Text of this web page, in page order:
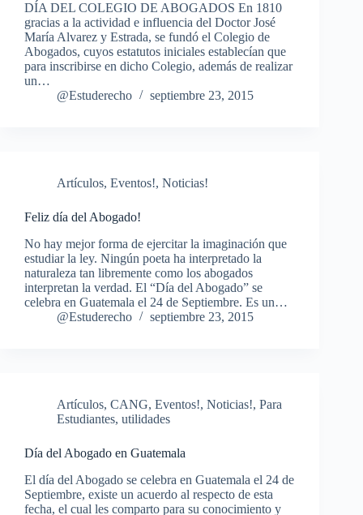
DÍA DEL COLEGIO DE ABOGADOS En 1810
gracias a la actividad e influencia del Doctor José
María Alvarez y Estrada, se fundó el Colegio de
Abogados, cuyos estatutos iniciales establecían que
para inscribirse en dicho Colegio, además de realizar
un…
@Estuderecho
septiembre 23, 2015
Artículos, Eventos!, Noticias!
Feliz día del Abogado!
No hay mejor forma de ejercitar la imaginación que
estudiar la ley. Ningún poeta ha interpretado la
naturaleza tan libremente como los abogados
interpretan la verdad. El “Día del Abogado” se
celebra en Guatemala el 24 de Septiembre. Es un…
@Estuderecho
septiembre 23, 2015
Artículos, CANG, Eventos!, Noticias!, Para
Estudiantes, utilidades
Día del Abogado en Guatemala
El día del Abogado se celebra en Guatemala el 24 de
Septiembre, existe un acuerdo al respecto de esta
fecha, el cual les comparto para su conocimiento y